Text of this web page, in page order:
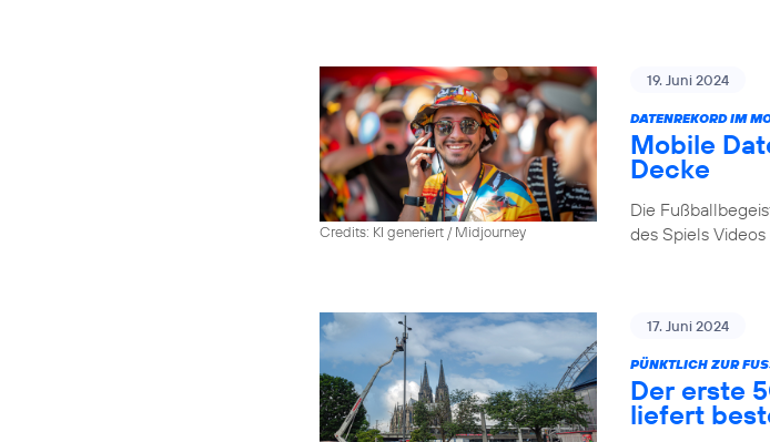
Credits: KI generiert / Midjourney
19. Juni 2024
DATENREKORD IM
Mobile
Decke
Die
des Spiels
17. Juni 2024
PÜNKTLICH ZUR
Der erste
liefert